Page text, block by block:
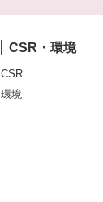
CSR・環境
CSR
環境